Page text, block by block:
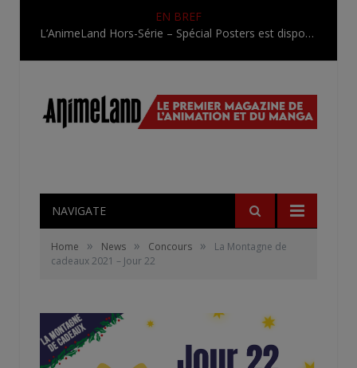
EN BREF
L’AnimeLand Hors-Série – Spécial Posters est disponible !
NAVIGATE
Home » News » Concours »
La Montagne de
cadeaux 2021 – Jour 22